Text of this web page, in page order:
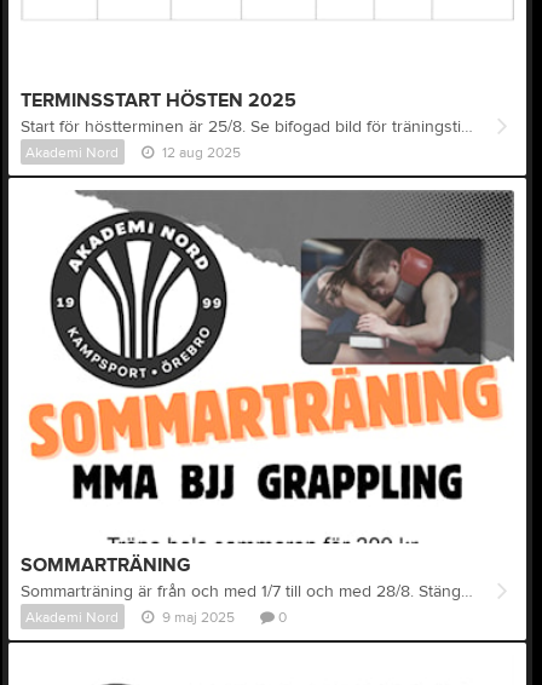
TERMINSSTART HÖSTEN 2025
Start för höstterminen är 25/8. Se bifogad bild för träningstider. NÄR KAN DU BÖRJA? Vi har fasta datum för nybörjare, dessa annonseras på vår startsida. Det innebär att du kan börja träna med oss när som helst från det datumet. Efter en månad från startdatumet stänger vi automatiska intag och tar in nya medlemmar endast efter en bedömning. Detta för att undvika för stora skillnader i kunskapsnivåer i nybörjargruppen. FYLL I FORMULÄRET Förutsättningen för att träna hos oss, även under en gratis provvecka, är att du är registrerad. Formuläret finns på laget.se hemsida i form av en länk och en QR-kod. Du kan även komma till klubben och scanna QR-koden för att registrera dig. RESPEKT Allt vi gör utgår från respekt. Respekten för klubben, våra kamrater och våra instruktörer. Vi kommer inte alltid tycka lika, vilja lika eller träna lika men vi är alla lika mycket värda oavsett vad. ÅLDERSGRÄNS För närvarande är vår åldersgräns för träning 14 år. Undantag kan göras efter konsultation med tränare som bedömer ungdomens möjligheter att klara av träningen. Medlemmar under 15 år har vissa restriktioner när det gäller fullkontakt-sparring. Närmare information får ni av tränaren på plats. PROVA-PÅ VECKA Vi erbjuder alltid 1 prova-på vecka. Under den veckan får du träna alla grenar, på alla pass för att se vad du gillar bäst. Det är viktigt att du registrerat dig innan du kommer till ditt första pass. Efter provveckan, om du väljer att fortsätta träna hos oss, förväntar vi oss att du betalar din terminsavgift och köper skyddsutrustning. Du kan även välja att köpa ett klippkort på 10 ggr. KOSTNAD Vi är en förening och därför är våra avgifter delade i två delar. En föreningsavgift och en träningsavgift. Att vara medlem kostar 200 kronor. Träningsavgiften styrs av din ålder. PRISER 2025: 1500 kr/termin för personer som är 18 år och äldre, och 1000 kr/termin för 17 år och yngre. Klippkort på tio träningspass kostar 700 kr. För närvarande är lättast att betala via Swish på klubben. Senare under 2025 kommer vi också att erbjuda fakturering. ALLT INGÅR Som aktiv medlem hos Akademi Nord ingår allt i den avgift du betalar. Träning, gym och öppen matta. Klubben är öppen under ordinarie passa enligt kalander och kan öppna extra under andra tider, detta annonseras i våra medlemskanaler. UTRUSTNING Beroende på gren behöver du olika typer av utrustning men din tränare och klubbkamrater hjälper dig när du väl bestämt dig. Utrustningen köper du lättast via våra samarbetspartners som också erjudera rabatt, fråga på klubben hur du ska göra och hur stor rabatt man kan få. Viss utrutning finns att låna på klubben. VÅRT BÄSTA Som förening är vi aldrig bättre än våra medlemmar gör oss. Vi är tacksamma över all hjälp vi kan få och alla förslag på förbättringar som kan göras. Som medlem är du Akademi Nord. Du är vi. FLER FRÅGOR? Ring oss på 0724-42 52 02 eller maila till styrelsen.akademinord@gmail.com. Du är också välkommen att komma till klubben för att prata med någon av våra intruktörer. Vi har fasta datum för nybörjare, dessa annonseras på vår startsida. Det innebär att du kan börja träna med oss när som helst från det datumet. Efter en månad från startdatumet stänger vi automatiska intag och tar in nya medlemmar endast efter en bedömning. Detta för att undvika för stora skillnader i kunskapsnivåer i nybörjargruppen.
Akademi Nord 12 aug 2025
SOMMARTRÄNING
Sommarträning är från och med 1/7 till och med 28/8. Stängt under midsommarveckan fram till 1/7. Under sommarperioden erbjuder klubben möjlighet till egen träning två gånger i veckan, tisdagar och torsdagar kl 18-20. Träningen riktar sig främst till våra befintliga medlemmar. De som är nya och vill börja träna på sommaren behöver ha kampsportserfarenhet och träna ihop med medlemmar som har erfarenhet. Detta sker efter överenskommelse med någon av klubbens tränare. Kostnaden för icke medlemmar är 300 kr. Medlemmar som har betalat terminsavgiften, antingen för vårterminen eller hösttermminen behöver inte betala för sommarträningen..
Akademi Nord 9 maj 2025 0